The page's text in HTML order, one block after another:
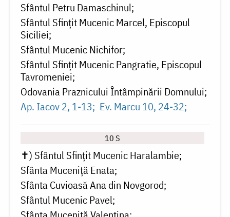
Sfântul Petru Damaschinul
Sfântul Sfințit Mucenic Marcel, Episcopul
Siciliei
Sfântul Mucenic Nichifor
Sfântul Sfințit Mucenic Pangratie, Episcopul
Tavromeniei
Odovania Praznicului Întâmpinării Domnului
Ap. Iacov 2, 1-13
Ev. Marcu 10, 24-32
10 S
✝) Sfântul Sfințit Mucenic Haralambie
Sfânta Muceniță Enata
Sfânta Cuvioasă Ana din Novgorod
Sfântul Mucenic Pavel